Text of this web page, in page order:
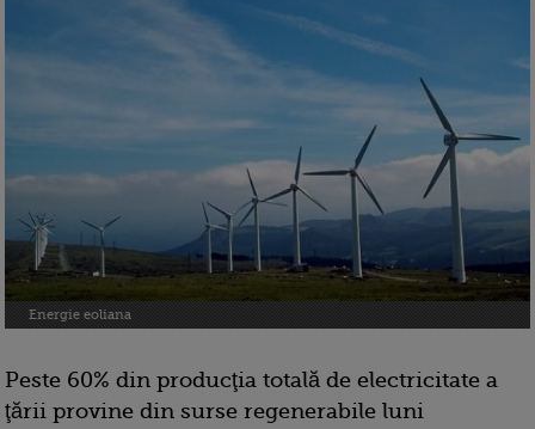
Energie eoliana
Peste 60% din producţia totală de electricitate a
ţării provine din surse regenerabile luni